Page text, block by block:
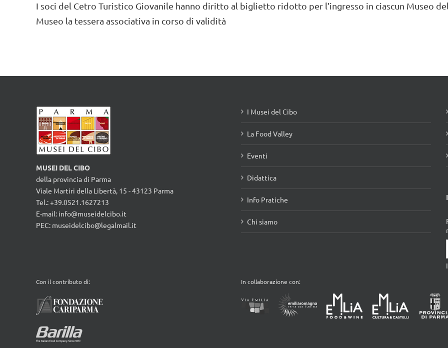
I soci del Cetro Turistico Giovanile hanno diritto al biglietto ridotto per l’ingresso in ciascun Museo
Museo la tessera associativa in corso di validità
MUSEI DEL CIBO
della provincia di Parma
Viale Martiri della Libertà, 15 - 43123 Parma
Tel.: +39.0521.1627213
E-mail: info@museidelcibo.it
PEC: museidelcibo@legalmail.it
I Musei del Cibo
La Food Valley
Eventi
Didattica
Info Pratiche
Chi siamo
Con il contributo di: In collaborazione con: